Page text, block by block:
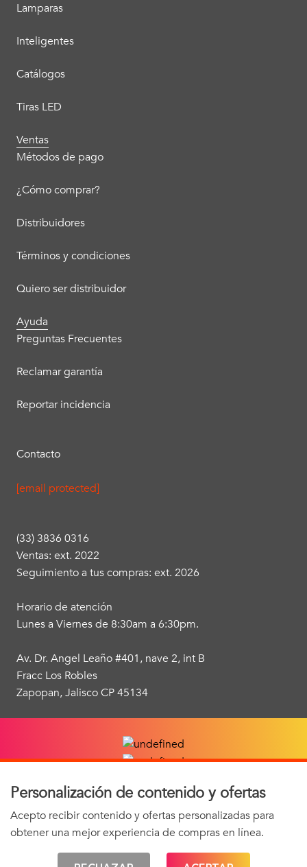
Lamparas
Inteligentes
Catálogos
Tiras LED
Ventas
Métodos de pago
¿Cómo comprar?
Distribuidores
Términos y condiciones
Quiero ser distribuidor
Ayuda
Preguntas Frecuentes
Reclamar garantía
Reportar incidencia
Contacto
[email protected]
(33) 3836 0316
Ventas: ext. 2022
Seguimiento a tus compras: ext. 2026
Horario de atención
Lunes a Viernes de 8:30am a 6:30pm.
Av. Dr. Angel Leaño #401, nave 2, int B
Fracc Los Robles
Zapopan, Jalisco CP 45134
Personalización de contenido y ofertas
Acepto recibir contenido y ofertas personalizadas para
obtener una mejor experiencia de compras en línea.